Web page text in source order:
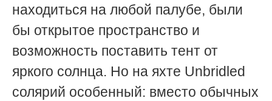
находиться на любой палубе, были
бы открытое пространство и
возможность поставить тент от
яркого солнца. Но на яхте Unbridled
солярий особенный: вместо обычных